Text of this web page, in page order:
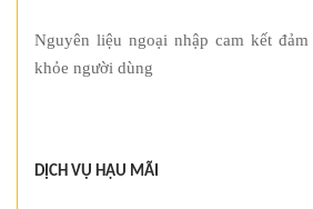
Nguyên liệu ngoại nhập cam kết
khỏe người dùng
DỊCH VỤ HẬU MÃI